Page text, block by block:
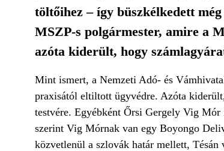
töltőihez – így büszkélkedett
MSZP-s polgármester, amire a
azóta kiderült, hogy
Mint ismert, a Nemzeti Adó- és
praxisától eltiltott ügyvédre. Azóta
testvére. Egyébként Őrsi Gergely Vig
szerint Vig Mórnak van egy Boyongo
közvetlenül a szlovák határ mellett,